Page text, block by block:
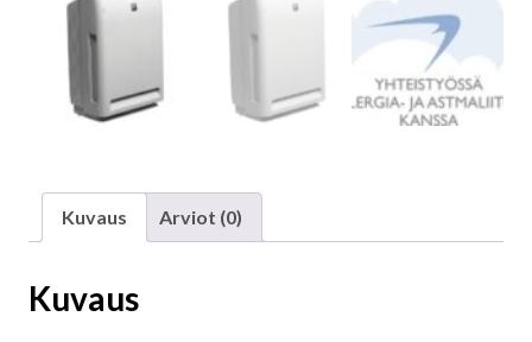
Kuvaus Arviot (0)
Kuvaus